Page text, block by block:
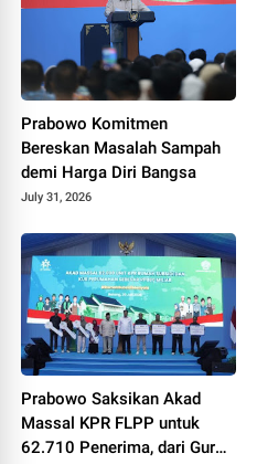
Prabowo Komitmen
Bereskan Masalah Sampah
demi Harga Diri Bangsa
July 31, 2026
Prabowo Saksikan Akad
Massal KPR FLPP untuk
62.710 Penerima, dari Guru